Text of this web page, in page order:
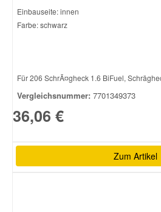
Einbauseite: innen
Farbe: schwarz
Für 206 SchrÃ¤gheck 1.6 BiFuel,
Vergleichsnummer: 7701349373
36,06 €
Zum Artikel